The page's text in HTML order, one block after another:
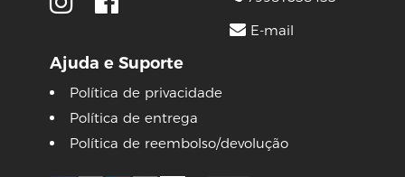
Ajuda e Suporte
Política de privacidade
Política de entrega
Política de reembolso/devolução
E-mail